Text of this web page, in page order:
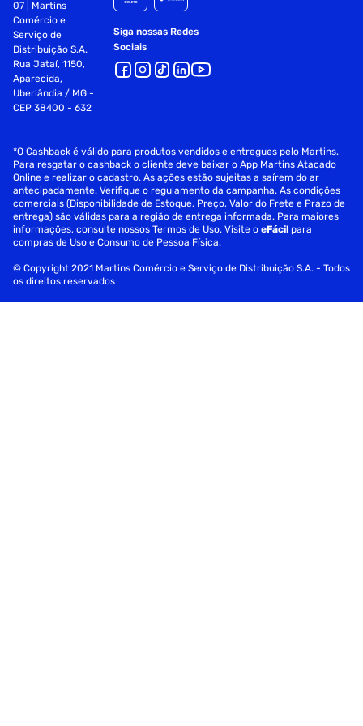
07 | Martins
Comércio e
Serviço de
Distribuição S.A.
Rua Jataí, 1150,
Aparecida,
Uberlândia / MG -
CEP 38400 - 632
Siga nossas Redes
Sociais
*O Cashback é válido para produtos vendidos e entregues pelo Martins.
Para resgatar o cashback o cliente deve baixar o App Martins Atacado
Online e realizar o cadastro. As ações estão sujeitas a saírem do ar
antecipadamente. Verifique o regulamento da campanha. As condições
comerciais (Disponibilidade de Estoque, Preço, Valor do Frete e Prazo de
entrega) são válidas para a região de entrega informada. Para maiores
informações, consulte nossos Termos de Uso. Visite oeFácil para
compras de Uso e Consumo de Pessoa Física.
© Copyright 2021 Martins Comércio e Serviço de Distribuição S.A. - Todos
os direitos reservados